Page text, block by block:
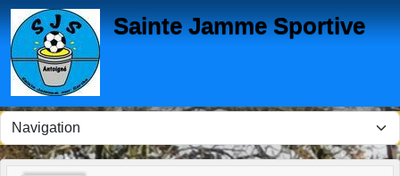
Sainte Jamme Sportive
Panneau de gestion des cookies